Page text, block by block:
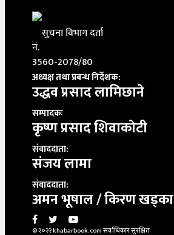
सुचना विभाग दर्ता
नं.
3560-2078/80
अध्यक्ष तथा प्रबन्ध निर्देशक:
उद्धव प्रसाद लामिछाने
सम्पादकः
कृष्ण प्रसाद शिवाकाेटी
संवाददाता:
संजय लामा
संवाददाता:
अमन भूषाल / किरण खड्का
© २०२२ khabarbook.com सर्वाधिकार सुरक्षित